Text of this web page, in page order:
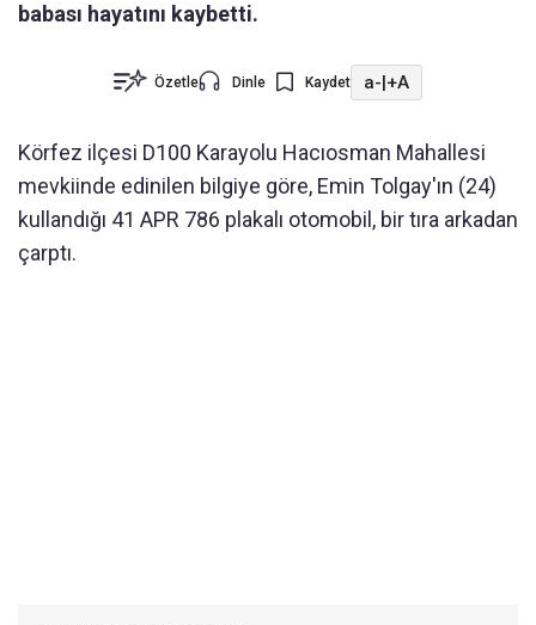
babası hayatını kaybetti.
Özetle Dinle Kaydet a-|+A
Körfez ilçesi D100 Karayolu Hacıosman Mahallesi
mevkiinde edinilen bilgiye göre, Emin Tolgay'ın (24)
kullandığı 41 APR 786 plakalı otomobil, bir tıra arkadan
çarptı.